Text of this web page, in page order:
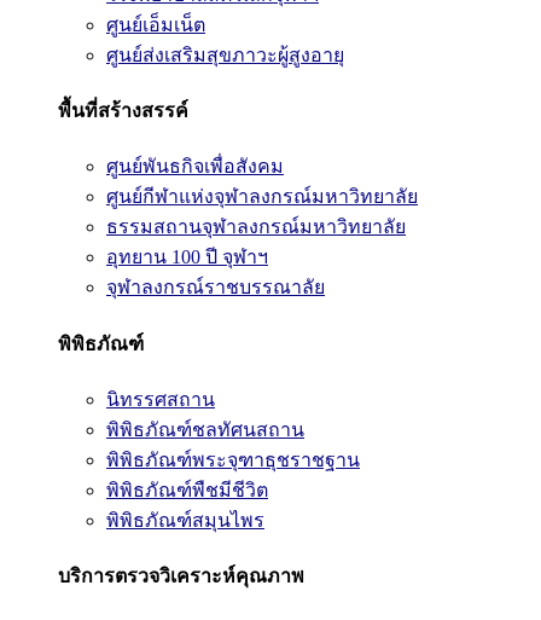
ศูนย์เอ็มเน็ต
ศูนย์ส่งเสริมสุขภาวะผู้สูงอายุ
พื้นที่สร้างสรรค์
ศูนย์พันธกิจเพื่อสังคม
ศูนย์กีฬาแห่งจุฬาลงกรณ์มหาวิทยาลัย
ธรรมสถานจุฬาลงกรณ์มหาวิทยาลัย
อุทยาน 100 ปี จุฬาฯ
จุฬาลงกรณ์ราชบรรณาลัย
พิพิธภัณฑ์
นิทรรศสถาน
พิพิธภัณฑ์ชลทัศนสถาน
พิพิธภัณฑ์พระจุฑาธุชราชฐาน
พิพิธภัณฑ์พืชมีชีวิต
พิพิธภัณฑ์สมุนไพร
บริการตรวจวิเคราะห์คุณภาพ